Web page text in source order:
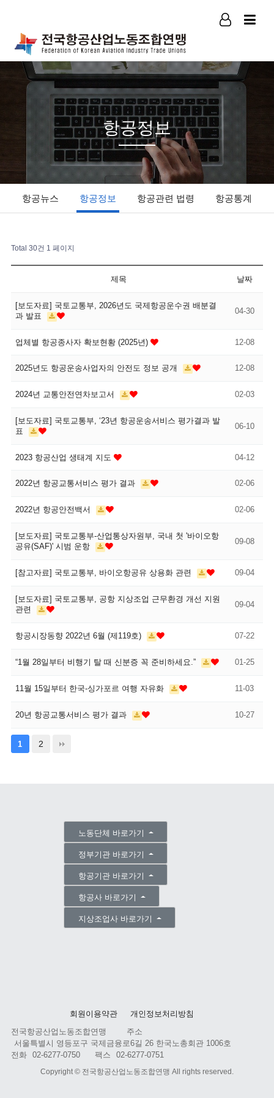
항공정보
항공뉴스 항공정보 항공관련 법령 항공통계
Total 30건 1 페이지
제목 날짜
[보도자료] 국토교통부, 2026년도 국제항공운수권 배분결
과 발표
04-30
업체별 항공종사자 확보현황 (2025년) 12-08
2025년도 항공운송사업자의 안전도 정보 공개 12-08
2024년 교통안전연차보고서 02-03
[보도자료] 국토교통부, ‘23년 항공운송서비스 평가결과 발
표
06-10
2023 항공산업 생태계 지도 04-12
2022년 항공교통서비스 평가 결과 02-06
2022년 항공안전백서 02-06
[보도자료] 국토교통부-산업통상자원부, 국내 첫 '바이오항
공유(SAF)' 시범 운항
09-08
[참고자료] 국토교통부, 바이오항공유 상용화 관련 09-04
[보도자료] 국토교통부, 공항 지상조업 근무환경 개선 지원
관련
09-04
항공시장동향 2022년 6월 (제119호) 07-22
“1월 28일부터 비행기 탈 때 신분증 꼭 준비하세요.” 01-25
11월 15일부터 한국-싱가포르 여행 자유화 11-03
20년 항공교통서비스 평가 결과 10-27
1 2
노동단체 바로가기
정부기관 바로가기
항공기관 바로가기
항공사 바로가기
지상조업사 바로가기
회원이용약관
개인정보처리방침
전국항공산업노동조합연맹
주소
서울특별시 영등포구 국제금융로6길 26 한국노총회관 1006호
전화
02-6277-0750 팩스 02-6277-0751
Copyright © 전국항공산업노동조합연맹 All rights reserved.